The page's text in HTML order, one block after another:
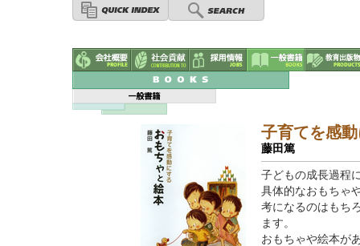
子育てを感
藤田篤
子どもの成長過程
具体的なおもちゃ
考になるのはもち
ます。
おもちゃや絵本が